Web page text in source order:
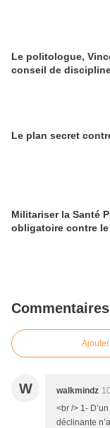
Le politologue,
conseil de
Le plan secret
Militariser la Santé
obligatoire contre le
Commentaires
W walkmindz
<br /> 1-
déclinante